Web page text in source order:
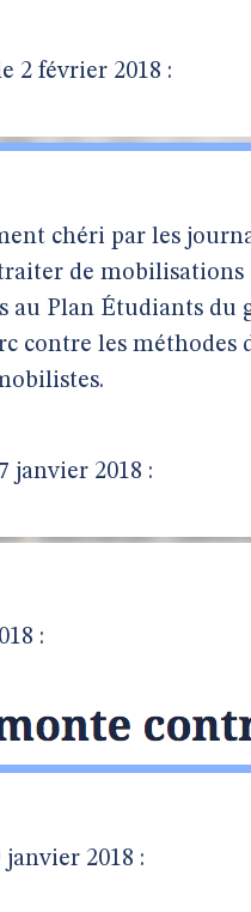
2 février 2018 :
chéri par les
de mobilisations
au Plan Étudiants du
contre les méthodes
janvier 2018 :
:
janvier 2018 :